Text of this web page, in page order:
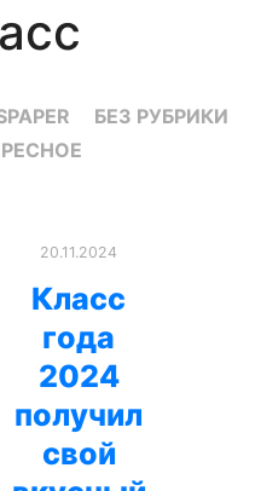
БЕЗ РУБРИКИ
20.11.2024
Класс
года
2024
получил
свой